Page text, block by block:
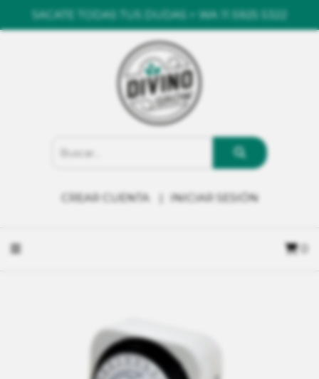
SACATE TODAS TUS DUDAS > WA 11 5925 5322
CREAR CUENTA INICIAR SESIÓN